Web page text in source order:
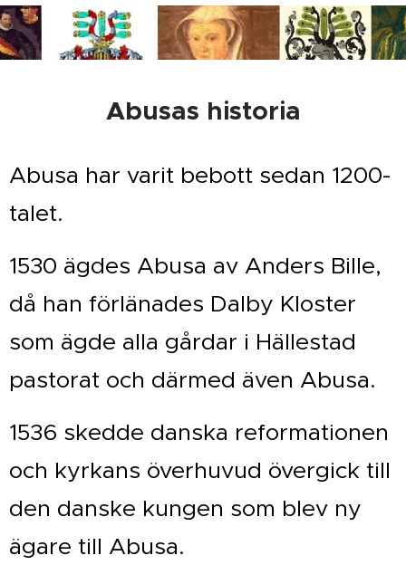
Abusas historia
Abusa har varit bebott sedan 1200-
talet.
1530 ägdes Abusa av Anders Bille,
då han förlänades Dalby Kloster
som ägde alla gårdar i Hällestad
pastorat och därmed även Abusa.
1536 skedde danska reformationen
och kyrkans överhuvud övergick till
den danske kungen som blev ny
ägare till Abusa.